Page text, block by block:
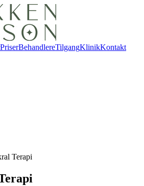
PriserBehandlereTilgangKlinikKontakt
Terapi